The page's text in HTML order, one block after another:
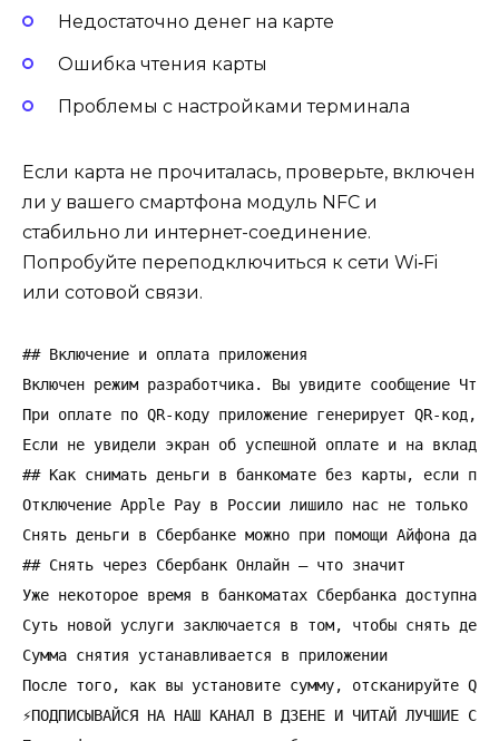
Недостаточно денег на карте
Ошибка чтения карты
Проблемы с настройками терминала
Если карта не прочиталась, проверьте, включен
ли у вашего смартфона модуль NFC и
стабильно ли интернет-соединение.
Попробуйте переподключиться к сети Wi‑Fi
или сотовой связи.
## Включение и оплата приложения
Включен режим разработчика. Вы увидите сообщение
При оплате по QR‑коду приложение генерирует
Если не увидели экран об успешной оплате и на
## Как снимать деньги в банкомате без карты, если
Отключение Apple Pay в России лишило нас не только
Снять деньги в Сбербанке можно при помощи Айфона
## Снять через Сбербанк Онлайн — что значит
Уже некоторое время в банкоматах Сбербанка
Суть новой услуги заключается в том, чтобы снять
Сумма снятия устанавливается в приложении
После того, как вы установите сумму, отсканируйте
⚡️ПОДПИСЫВАЙСЯ НА НАШ КАНАЛ В ДЗЕНЕ И ЧИТАЙ ЛУЧШИЕ